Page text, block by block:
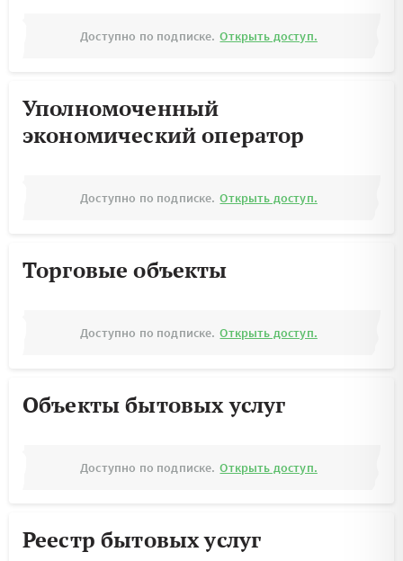
Доступно по подписке. Открыть доступ.
Уполномоченный
экономический оператор
Доступно по подписке. Открыть доступ.
Торговые объекты
Доступно по подписке. Открыть доступ.
Объекты бытовых услуг
Доступно по подписке. Открыть доступ.
Реестр бытовых услуг